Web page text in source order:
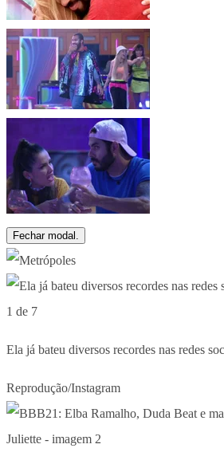
Fechar modal.
1 de 7
Ela já bateu diversos recordes nas redes
Reprodução/Instagram